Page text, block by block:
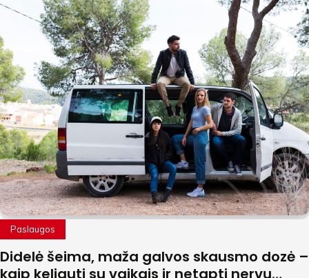
Paslaugos
Didelė šeima, maža galvos skausmo dozė –